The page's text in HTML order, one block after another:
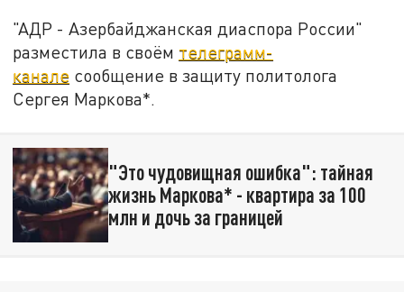
"АДР - Азербайджанская диаспора России"
разместила в своём телеграмм-
канале сообщение в защиту политолога
Сергея Маркова*.
"Это чудовищная ошибка": тайная
жизнь Маркова* - квартира за 100
млн и дочь за границей